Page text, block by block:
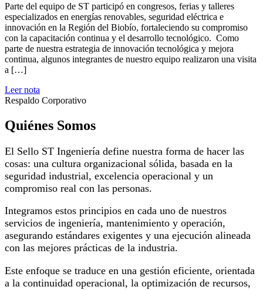
Parte del equipo de ST participó en congresos, ferias y talleres
especializados en energías renovables, seguridad eléctrica e
innovación en la Región del Biobío, fortaleciendo su compromiso
con la capacitación continua y el desarrollo tecnológico. Como
parte de nuestra estrategia de innovación tecnológica y mejora
continua, algunos integrantes de nuestro equipo realizaron una visita
a […]
Leer nota
Respaldo Corporativo
Quiénes Somos
El Sello ST Ingeniería define nuestra forma de hacer las
cosas: una cultura organizacional sólida, basada en la
seguridad industrial, excelencia operacional y un
compromiso real con las personas.
Integramos estos principios en cada uno de nuestros
servicios de ingeniería, mantenimiento y operación,
asegurando estándares exigentes y una ejecución alineada
con las mejores prácticas de la industria.
Este enfoque se traduce en una gestión eficiente, orientada
a la continuidad operacional, la optimización de recursos,